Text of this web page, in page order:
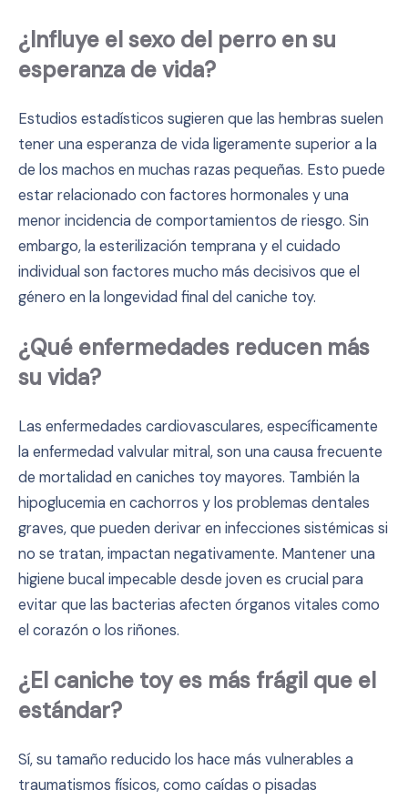
¿Influye el sexo del perro en su
esperanza de vida?
Estudios estadísticos sugieren que las hembras suelen
tener una esperanza de vida ligeramente superior a la
de los machos en muchas razas pequeñas. Esto puede
estar relacionado con factores hormonales y una
menor incidencia de comportamientos de riesgo. Sin
embargo, la esterilización temprana y el cuidado
individual son factores mucho más decisivos que el
género en la longevidad final del caniche toy.
¿Qué enfermedades reducen más
su vida?
Las enfermedades cardiovasculares, específicamente
la enfermedad valvular mitral, son una causa frecuente
de mortalidad en caniches toy mayores. También la
hipoglucemia en cachorros y los problemas dentales
graves, que pueden derivar en infecciones sistémicas si
no se tratan, impactan negativamente. Mantener una
higiene bucal impecable desde joven es crucial para
evitar que las bacterias afecten órganos vitales como
el corazón o los riñones.
¿El caniche toy es más frágil que el
estándar?
Sí, su tamaño reducido los hace más vulnerables a
traumatismos físicos, como caídas o pisadas